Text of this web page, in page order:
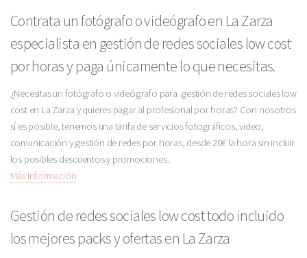
Contrata un fotógrafo o videógrafo en La Zarza
especialista en gestión de redes sociales low cost
por horas y paga únicamente lo que necesitas.
¿Necesitas un fotógrafo o videógrafo para gestión de redes sociales low
cost en La Zarza y quieres pagar al profesional por horas? Con nosotros
sí es posible, tenemos una tarifa de servicios fotográficos, video,
comunicación y gestión de redes por horas, desde 20€ la hora sin incluir
los posibles descuentos y promociones.
Más Información
Gestión de redes sociales low cost todo incluido
los mejores packs y ofertas en La Zarza